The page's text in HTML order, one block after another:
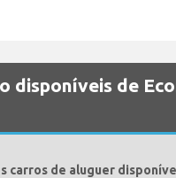
disponíveis de
carros de aluguer